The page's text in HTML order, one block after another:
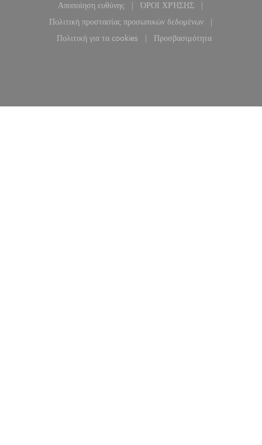
Αποποίηση ευθύνης
((ανοίγει σε νέο παράθυρο))
ΌΡΟΙ ΧΡΉΣΗΣ
((ανοίγει σε νέο
Πολιτική προστασίας προσωπικών δεδομένων
((ανοίγει σε νέο παράθυρο))
Πολιτική για τα cookies
((ανοίγει σε νέο παράθυρο))
Προσβασιμότητα
((ανοίγει σε νέο